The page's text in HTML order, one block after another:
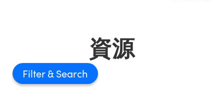
資源
Filter